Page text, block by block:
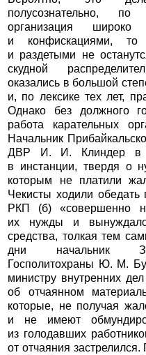
полусознательно,
организация широко
и конфискациями, то
и раздетыми не
скудной
оказались в большой
и, по лексике тех лет,
Однако без должного
работа карательных
Начальник
ДВР И. И. Клиндер в
в инстанции, твердя о
которым не платили
Чекисты ходили
РКП (б) «совершенно
их нужды и
средства, толкая тем
дни начальник
Госполитохраны Ю. М.
министру внутренних
об отчаянном
которые, не получая
и не имеют
из голодавших
от отчаяния